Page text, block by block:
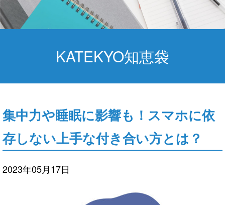
KATEKYO知恵袋
集中力や睡眠に影響も！スマホに依
存しない上手な付き合い方とは？
2023年05月17日